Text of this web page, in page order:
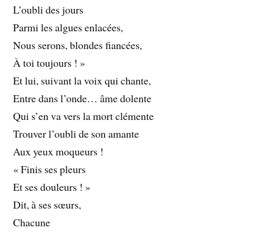
L’oubli des jours
Parmi les algues enlacées,
Nous serons, blondes fiancées,
À toi toujours ! »
Et lui, suivant la voix qui chante,
Entre dans l’onde… âme dolente
Qui s’en va vers la mort clémente
Trouver l’oubli de son amante
Aux yeux moqueurs !
« Finis ses pleurs
Et ses douleurs ! »
Dit, à ses sœurs,
Chacune